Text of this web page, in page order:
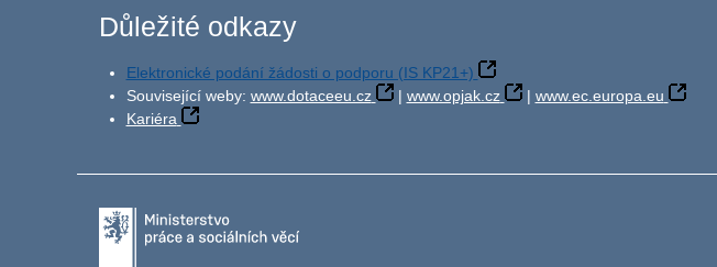
Důležité odkazy
Elektronické podání žádosti o podporu (IS KP21+)
Související weby: www.dotaceeu.cz | www.opjak.cz | www.ec.europa.eu
Kariéra